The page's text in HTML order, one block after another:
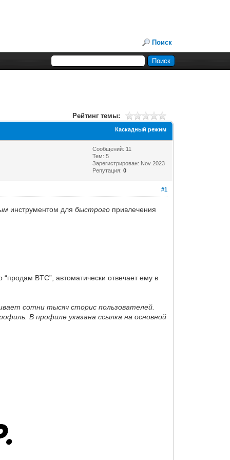
Поиск
Рейтинг темы:
Каскадный режим
Сообщений: 11
Тем: 5
Зарегистрирован: Nov 2023
Репутация:0
#1
инструментом длябыстрого привлечения
BTC”, автоматически отвечает ему в
сотни тысяч сторис пользователей.
В профиле указана ссылка на основной